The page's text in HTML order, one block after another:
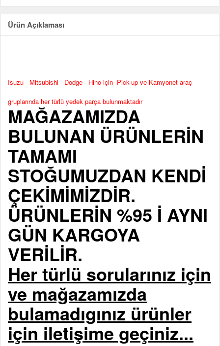
Ürün Açıklaması
Isuzu - Mitsubishi - Dodge - Hino için Pick-up ve Kamyonet araç
gruplarında her türlü yedek parça bulunmaktadır
MAĞAZAMIZDA
BULUNAN ÜRÜNLERİN
TAMAMI
STOĞUMUZDAN KENDİ
ÇEKİMİMİZDİR.
ÜRÜNLERİN %95 İ AYNI
GÜN KARGOYA
VERİLİR.
Her türlü sorularınız için
ve mağazamızda
bulamadıgınız ürünler
için iletişime geçiniz...